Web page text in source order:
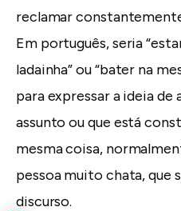
reclamar
Em português, seria
ladainha” ou “bater na
para expressar a ideia de
assunto ou que está
mesma coisa,
pessoa muito chata, que
discurso.